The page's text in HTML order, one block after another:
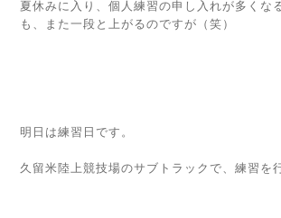
夏休みに入り、個人練習の申し入れが多くな
も、また一段と上がるのですが（笑）
明日は練習日です。
久留米陸上競技場のサブトラックで、練習を